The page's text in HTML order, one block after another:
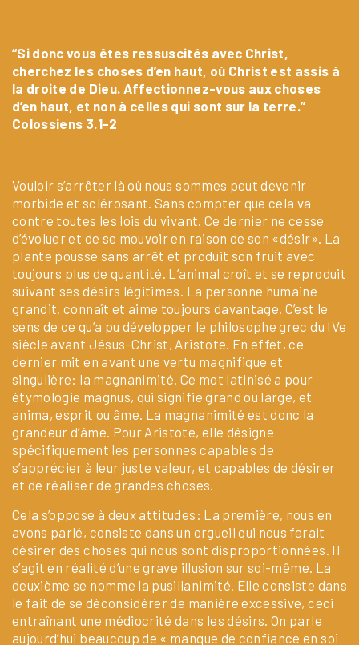
“Si donc vous êtes ressuscités avec Christ,
cherchez les choses d’en haut, où Christ est assis à
la droite de Dieu. Affectionnez-vous aux choses
d’en haut, et non à celles qui sont sur la terre.”
Colossiens 3.1-2
Vouloir s’arrêter là où nous sommes peut devenir
morbide et sclérosant. Sans compter que cela va
contre toutes les lois du vivant. Ce dernier ne cesse
d’évoluer et de se mouvoir en raison de son «désir». La
plante pousse sans arrêt et produit son fruit avec
toujours plus de quantité. L’animal croît et se reproduit
suivant ses désirs légitimes. La personne humaine
grandit, connaît et aime toujours davantage. C’est le
sens de ce qu’a pu développer le philosophe grec du IVe
siècle avant Jésus-Christ, Aristote. En effet, ce
dernier mit en avant une vertu magnifique et
singulière: la magnanimité. Ce mot latinisé a pour
étymologie magnus, qui signifie grand ou large, et
anima, esprit ou âme. La magnanimité est donc la
grandeur d’âme. Pour Aristote, elle désigne
spécifiquement les personnes capables de
s’apprécier à leur juste valeur, et capables de désirer
et de réaliser de grandes choses.
Cela s’oppose à deux attitudes: La première, nous en
avons parlé, consiste dans un orgueil qui nous ferait
désirer des choses qui nous sont disproportionnées. Il
s’agit en réalité d’une grave illusion sur soi-même. La
deuxième se nomme la pusillanimité. Elle consiste dans
le fait de se déconsidérer de manière excessive, ceci
entraînant une médiocrité dans les désirs. On parle
aujourd’hui beaucoup de « manque de confiance en soi